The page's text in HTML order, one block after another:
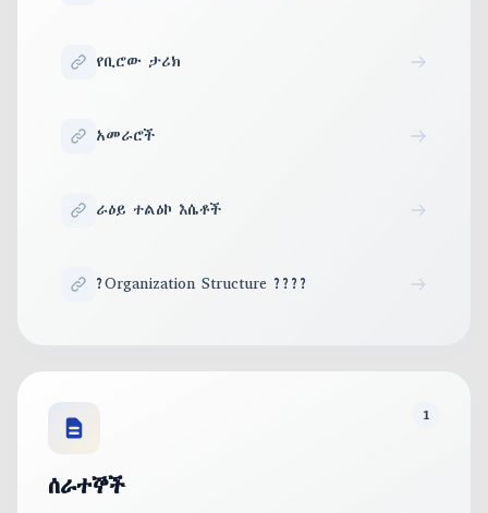
የቢሮው ታሪክ
አመራሮች
ራዕይ ተልዕኮ እሴቶች
?Organization Structure ????
1
ሰራተኞች